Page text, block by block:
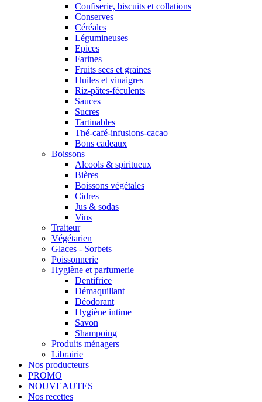
Confiserie, biscuits et collations
Conserves
Céréales
Légumineuses
Epices
Farines
Fruits secs et graines
Huiles et vinaigres
Riz-pâtes-féculents
Sauces
Sucres
Tartinables
Thé-café-infusions-cacao
Bons cadeaux
Boissons
Alcools & spiritueux
Bières
Boissons végétales
Cidres
Jus & sodas
Vins
Traiteur
Végétarien
Glaces - Sorbets
Poissonnerie
Hygiène et parfumerie
Dentifrice
Démaquillant
Déodorant
Hygiène intime
Savon
Shampoing
Produits ménagers
Librairie
Nos producteurs
PROMO
NOUVEAUTES
Nos recettes